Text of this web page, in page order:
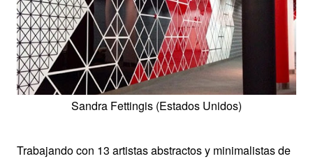
Sandra Fettingis (Estados Unidos)
Trabajando con 13 artistas abstractos y minimalistas de